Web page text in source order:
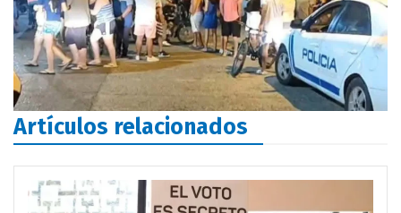
Artículos relacionados